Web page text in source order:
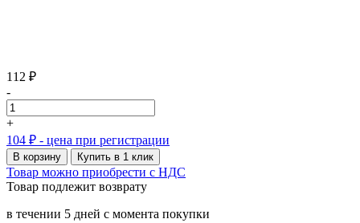
112 ₽
-
+
104 ₽ - цена при регистрации
В корзину Купить в 1 клик
Товар можно приобрести с НДС
Товар подлежит возврату
в течении 5 дней с момента покупки